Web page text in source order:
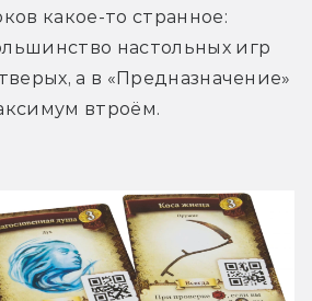
какое-то странное:
настольных игр
а в «Предназначение»
втроём.